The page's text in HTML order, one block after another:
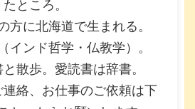
たところ。
方に北海道で生まれる。
ンド哲学・仏教学）。
散歩。愛読書は辞書。
絡、お仕事のご依頼は下